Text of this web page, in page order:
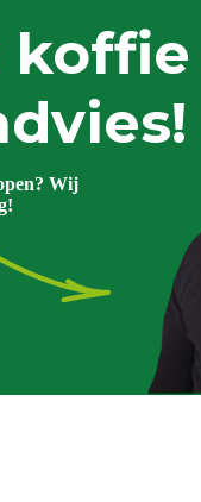
koffie
Wij